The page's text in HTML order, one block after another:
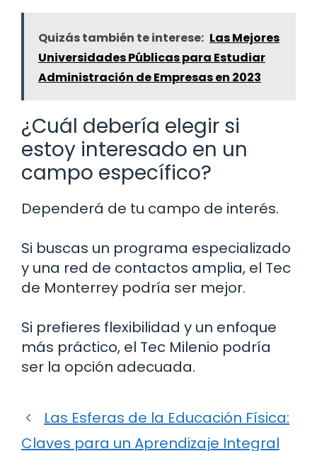
Quizás también te interese: Las Mejores
Universidades Públicas para Estudiar
Administración de Empresas en 2023
¿Cuál debería elegir si
estoy interesado en un
campo específico?
Dependerá de tu campo de interés.
Si buscas un programa especializado
y una red de contactos amplia, el Tec
de Monterrey podría ser mejor.
Si prefieres flexibilidad y un enfoque
más práctico, el Tec Milenio podría
ser la opción adecuada.
Las Esferas de la Educación Física:
Claves para un Aprendizaje Integral